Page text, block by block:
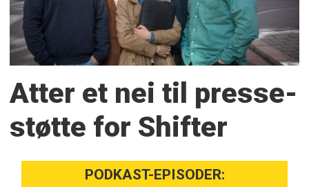
Atter et nei til presse­
støtte for Shifter
PODKAST-EPISODER: